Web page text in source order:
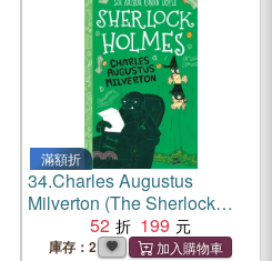
滿額折
34.Charles Augustus
Milverton (The Sherlock
Holmes Children's
Collection) 附音檔QRcode
52 199
庫存：2